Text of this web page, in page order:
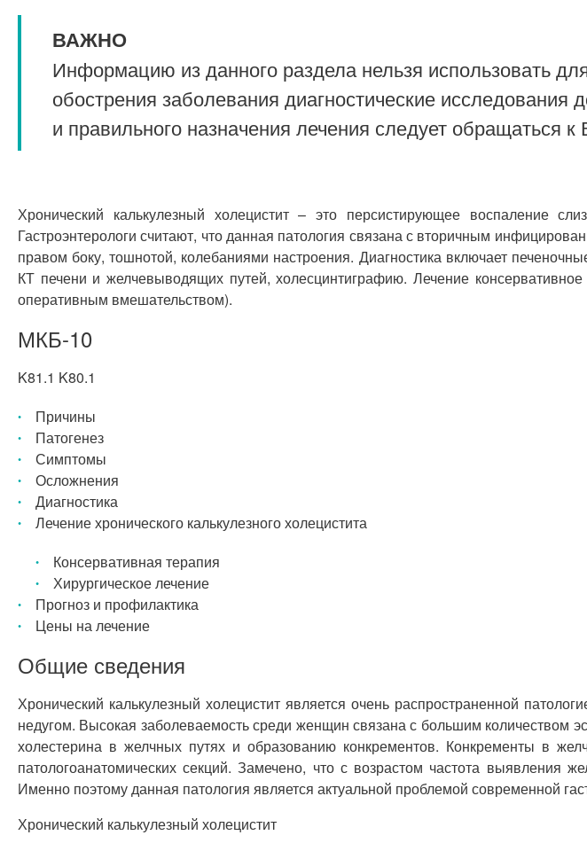
ВАЖНО
Информацию из данного раздела нельзя использовать
обострения заболевания диагностические
и правильного назначения лечения следует обращаться
Хронический калькулезный холецистит – это персистирующее воспаление
Гастроэнтерологи считают, что данная патология связана с вторичным
правом боку, тошнотой, колебаниями настроения. Диагностика включает
КТ печени и желчевыводящих путей, холесцинтиграфию. Лечение
оперативным вмешательством).
МКБ-10
K81.1 K80.1
Причины
Патогенез
Симптомы
Осложнения
Диагностика
Лечение хронического калькулезного холецистита
Консервативная терапия
Хирургическое лечение
Прогноз и профилактика
Цены на лечение
Общие сведения
Хронический калькулезный холецистит является очень распространенной
недугом. Высокая заболеваемость среди женщин связана с большим количеством
холестерина в желчных путях и образованию конкрементов. Конкременты в
патологоанатомических секций. Замечено, что с возрастом частота выявления
Именно поэтому данная патология является актуальной проблемой современной
Хронический калькулезный холецистит